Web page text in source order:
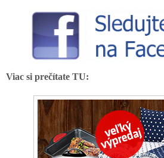
Viac si prečítate TU: